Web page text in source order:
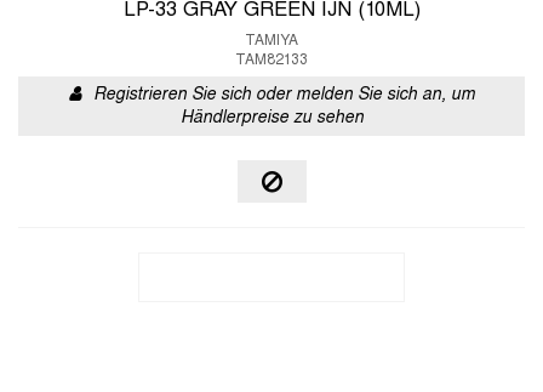
LP-33 GRAY GREEN IJN (10ML)
TAMIYA
TAM82133
Registrieren Sie sich oder melden Sie sich an, um
Händlerpreise zu sehen